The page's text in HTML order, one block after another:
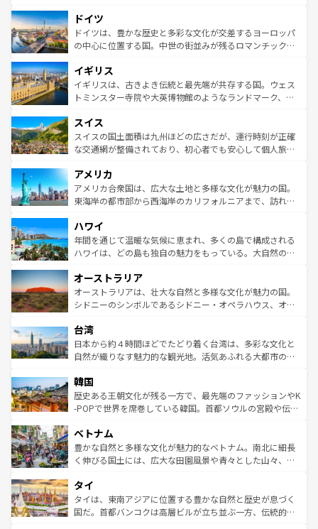
せる。地方によって風土や気候が異なるスペインはその個
性で訪れる人を魅了する。 なお、新着のスペイン情報は コ
ンテンツ一覧を参照してほしい。
で、幅広い魅力が詰まっている。華麗な宮殿、歴史的な大
聖堂、美しいビーチ、そして豊かな自然が、訪れる者を心
から魅了する。また、フランスは美食の国としても知ら
いる。シャンパンの発祥地であるランス、プロヴァンスの
香り高いラベンダー畑など、多彩な楽しみ方が可能だ。さ
らに、パリ以外の地域にも魅力が溢れており、どの街角に
れる地方に足を運ぶとそれぞれで全く異なる文化を体験で
きるだろう。 なお、新着のフランス情報はコンテンツ一覧
を参照してほしい。
ドイツ
ドイツは、豊かな歴史と多彩な文化が交差するヨーロッパ
の中心に位置する国。中世の街並みが残るロマンチック街
顔を持つこの国は、どこを歩いても飽きることがない。ベ
ルリンの文化的活気、バイエルン州のアルプスの絶景、そ
してライン川沿いのワイン畑といった風景は必見。ビール
は、お酒好きな人にはぜひ体験してほしい。 なお、新着の
ドイツ情報はコンテンツ一覧を参照してほしい。
イギリス
イギリスは、古きよき伝統と最先端が共存する国。ウェス
トミンスター寺院や大英博物館のようなランドマーク、歴
リアごとに異なる魅力がある。また、優雅なアフタヌーン
ティー、ビール好きにはたまらない英国パブ、サッカー観
戦など、本場だからこそできる体験も豊富。イギリスを旅
ンツ一覧を参照してほしい。
スイス
スイスの国土面積は九州ほどの広さだが、運行時刻が正確
な交通網が整備されており、初心者でも安心して個人旅行
の建物がそのまま残る町や、スイスならではのユニークな
博物館もあり、アルプス観光だけでなく町歩きも満喫する
ことができる。国民の所得が高いため物価も高いが、旅行
ば市内交通費無料で観光を楽しむこともできる。 なお、新
着のスイス情報はコンテンツ一覧 を参照してほしい。
アメリカ
アメリカ合衆国は、広大な土地と多様な文化が魅力の国。
東海岸の都市部から西海岸のカリフォルニアまで、訪れる
のような巨大都市は、観光、ショッピング、エンターテイ
ンメントが詰まった刺激的なスポットだ。一方、アメリカ
西部には大自然が広がり、グランドキャニオンやイエロー
部のニューオーリンズでは、音楽と美食が融合した独特の
文化が魅力。旅行者はアメリカの各地域で異なる魅力を楽
しみながら、その多様性と豊かな歴史を感じることができ
ならではの贅沢な旅のスタイルだ。 なお、新着のアメリカ
情報はコンテンツ一覧を参照してほしい。
ハワイ
年間を通じて温暖な気候に恵まれ、多くの島で構成される
ハワイは、どの島も独自の魅力をもっている。大自然の神
ワイ島は見逃せない。また、定番の観光地といえばオアフ
島だが、静かな自然を求めるならマウイ島やカウアイ島が
おすすめ。エメラルドグリーンに輝く海をはじめ、豊かな
れるおもてなしの心で訪れる人々を迎えてくれるハワイの
人々、おいしいローカルフードやハワイアンミュージッ
ク、伝統的なフラダンスなど、すべてがハワイの魅力を彩
ワイを、存分に味わってほしい。 なお、新着のハワイ情報
はコンテンツ一覧を参照してほしい。
オーストラリア
オーストラリアは、壮大な自然と多様な文化が魅力の国。
シドニーのシンボルであるシドニー・オペラハウス、オー
リアリーフや大陸中央部にそびえるウルル（エアーズロッ
ク）、タスマニアの美しい原生林やケアンズの熱帯雨林な
ど、見どころがたくさん。また、カフェやワイン、オージ
いる。アクティビティも充実しており、サーフィンやダイ
ビング、ハイキングなど、アウトドア好きにはたまらな
い。オーストラリアの多彩な魅力を存分に味わいつくそ
参照してほしい。
台湾
日本から約４時間ほどでたどり着く台湾は、多彩な文化と
自然が織りなす魅力的な観光地。活気あふれる大都市の台
ン）、静ひつな山岳地帯である台湾東部など、都市の喧騒
と山間の静けさが共存しており、訪れる人に新しい発見と
驚きをもたらしてくれる。また、奥深い台湾の食文化も魅
容にもいいと評判のスイーツなど、バラエティ豊かな料理
が味わえる。 なお、新着の台湾情報は コンテンツ一覧を参
照してほしい。
韓国
歴史ある王朝文化が残る一方で、最先端のファッションやK
-POPで世界を席巻している韓国。首都ソウルの宮殿や伝統
き、地方に足を延ばせば四季折々の自然美を楽しむことが
できる。そして、キムチや焼肉、絶品のストリートフード
まで、さまざまな韓国料理が待っている。夜には、韓国な
リティに包まれながら、韓国の多彩な魅力を心ゆくまで味
わってみてほしい。 なお、新着の韓国情報はコンテンツ一
覧を参照してほしい。
ベトナム
豊かな自然と多様な文化が魅力的なベトナム。南北に細長
く伸びる国土には、広大な田園風景や青々とした山々、世
急速な発展と共に伝統が息づく。ハノイの古い町並みやホ
ーチミン市のフランス統治時代の建物も、独特の雰囲気を
醸し出している。また、バラエティの豊かさとおいしさで
タイ
タイは、東南アジアに位置する豊かな自然と歴史が息づく
国だ。首都バンコクは高層ビルが立ち並ぶ一方、伝統的な